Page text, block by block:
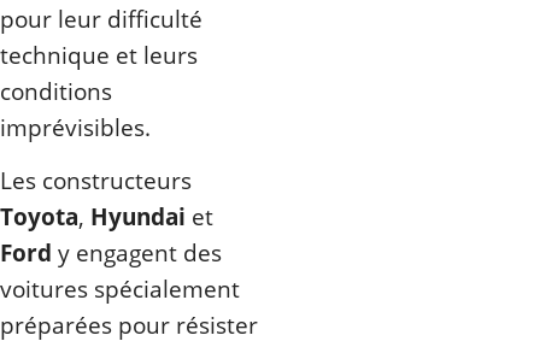
pour leur difficulté
technique et leurs
conditions
imprévisibles.
Les constructeurs
Toyota, Hyundai et
Ford y engagent des
voitures spécialement
préparées pour résister